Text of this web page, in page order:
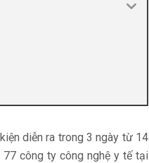
diễn ra trong 3 ngày từ 14
công ty công nghệ y tế tại